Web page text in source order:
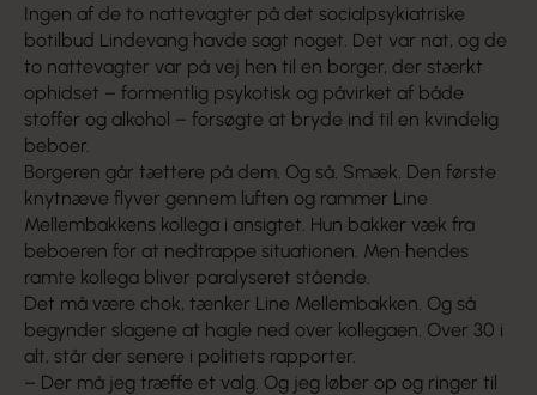
Ingen af de to nattevagter på det socialpsykiatriske
botilbud Lindevang havde sagt noget. Det var nat, og de
to nattevagter var på vej hen til en borger, der stærkt
ophidset – formentlig psykotisk og påvirket af både
stoffer og alkohol – forsøgte at bryde ind til en kvindelig
beboer.
Borgeren går tættere på dem. Og så. Smæk. Den første
knytnæve flyver gennem luften og rammer Line
Mellembakkens kollega i ansigtet. Hun bakker væk fra
beboeren for at nedtrappe situationen. Men hendes
ramte kollega bliver paralyseret stående.
Det må være chok, tænker Line Mellembakken. Og så
begynder slagene at hagle ned over kollegaen. Over 30 i
alt, står der senere i politiets rapporter.
– Der må jeg træffe et valg. Og jeg løber op og ringer til